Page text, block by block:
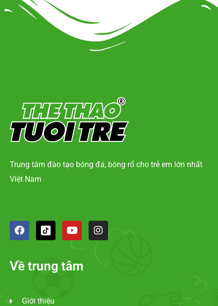
Trung tâm đào tạo bóng đá, bóng rổ cho trẻ em lớn nhất
Việt Nam
Về trung tâm
Giới thiệu